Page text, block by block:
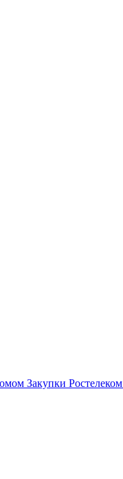
Закупки Ростелеком